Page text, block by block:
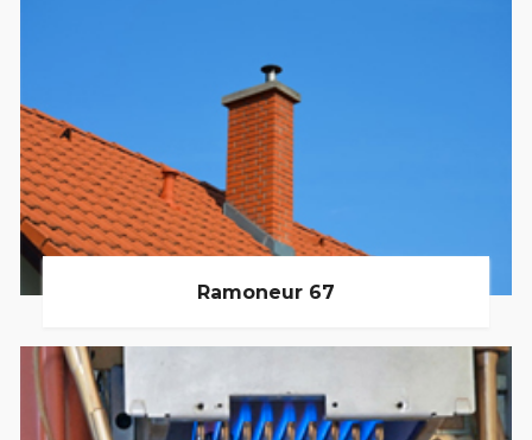
Ramoneur 67